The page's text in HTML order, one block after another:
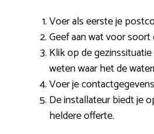
Voer als eerste je
Geef aan wat voor
Klik op de
weten waar het de
Voer je
De installateur biedt je
heldere offerte.